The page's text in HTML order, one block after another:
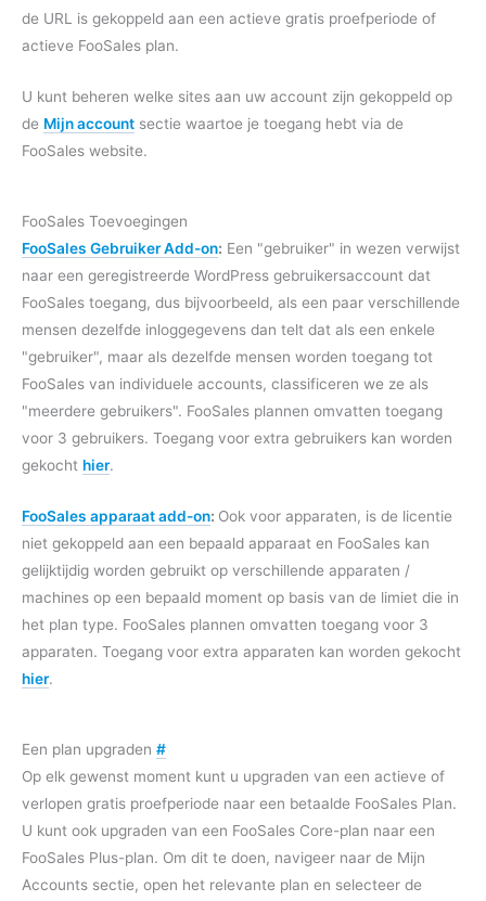
de URL is gekoppeld aan een actieve gratis proefperiode of
actieve FooSales plan.
U kunt beheren welke sites aan uw account zijn gekoppeld op
de Mijn account sectie waartoe je toegang hebt via de
FooSales website.
FooSales Toevoegingen
FooSales Gebruiker Add-on: Een "gebruiker" in wezen verwijst
naar een geregistreerde WordPress gebruikersaccount dat
FooSales toegang, dus bijvoorbeeld, als een paar verschillende
mensen dezelfde inloggegevens dan telt dat als een enkele
"gebruiker", maar als dezelfde mensen worden toegang tot
FooSales van individuele accounts, classificeren we ze als
"meerdere gebruikers". FooSales plannen omvatten toegang
voor 3 gebruikers. Toegang voor extra gebruikers kan worden
gekocht hier.
FooSales apparaat add-on: Ook voor apparaten, is de licentie
niet gekoppeld aan een bepaald apparaat en FooSales kan
gelijktijdig worden gebruikt op verschillende apparaten /
machines op een bepaald moment op basis van de limiet die in
het plan type. FooSales plannen omvatten toegang voor 3
apparaten. Toegang voor extra apparaten kan worden gekocht
hier.
Een plan upgraden #
Op elk gewenst moment kunt u upgraden van een actieve of
verlopen gratis proefperiode naar een betaalde FooSales Plan.
U kunt ook upgraden van een FooSales Core-plan naar een
FooSales Plus-plan. Om dit te doen, navigeer naar de Mijn
Accounts sectie, open het relevante plan en selecteer de